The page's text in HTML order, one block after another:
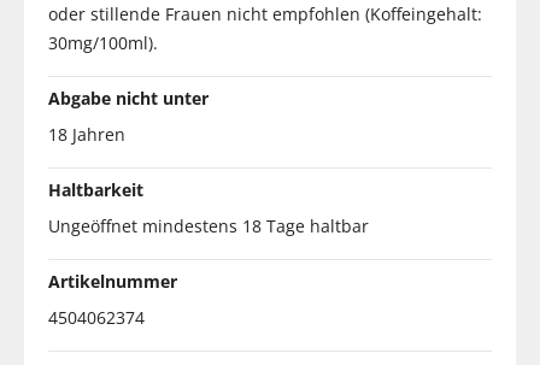
oder stillende Frauen nicht empfohlen (Koffeingehalt:
30mg/100ml).
Abgabe nicht unter
18 Jahren
Haltbarkeit
Ungeöffnet mindestens 18 Tage haltbar
Artikelnummer
4504062374